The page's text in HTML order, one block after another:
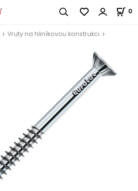
0
Vruty na hliníkovou konstrukci